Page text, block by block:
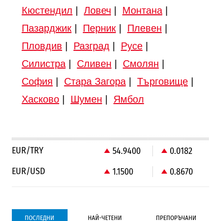
Кюстендил Ловеч Монтана|
Пазарджик| Перник| Плевен
Пловдив
Разград Русе|
Силистра| Сливен Смолян
София
Стара Загора| Търговище|
Хасково| Шумен Ямбол
EUR/TRY 54.9400
0.0182
EUR/USD
1.1500 0.8670
ПОСЛЕДНИ НАЙ-ЧЕТЕНИ ПРЕПОРЪЧАНИ